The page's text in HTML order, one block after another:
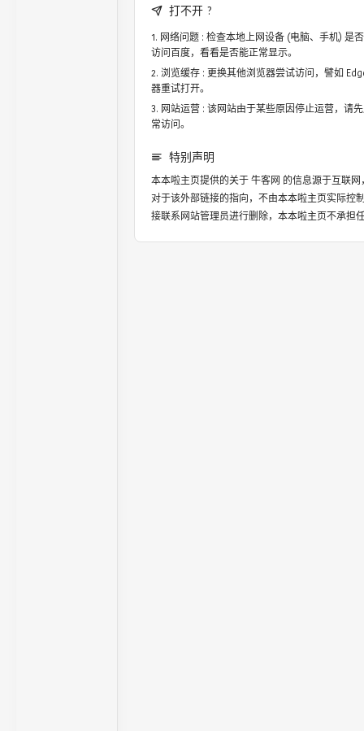
打不开 ?
网络问题 : 检查本地上网设备 (电脑、手机) 是
访问百度，看看是否能正常显示。
浏览缓存 : 更换其他浏览器尝试访问，譬如
器重试打开。
网站运营 : 该网站由于某些原因停止运营，请
常访问。
特别声明
本本啦主页提供的关于牛客网 的信息源于互联
对于该外部链接的指向，不由本本啦主页实际控
接联系网站管理员进行删除，本本啦主页不承担